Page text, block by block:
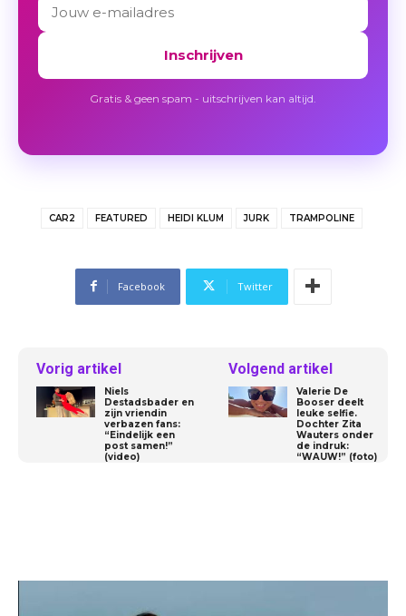
Inschrijven
Gratis & geen spam - uitschrijven kan altijd.
CAR2 FEATURED HEIDI KLUM JURK TRAMPOLINE
Facebook Twitter
Vorig artikel
Niels
Destadsbader en
zijn vriendin
verbazen fans:
“Eindelijk een
post samen!”
(video)
Volgend artikel
Valerie De
Booser deelt
leuke selfie.
Dochter Zita
Wauters onder
de indruk:
“WAUW!” (foto)